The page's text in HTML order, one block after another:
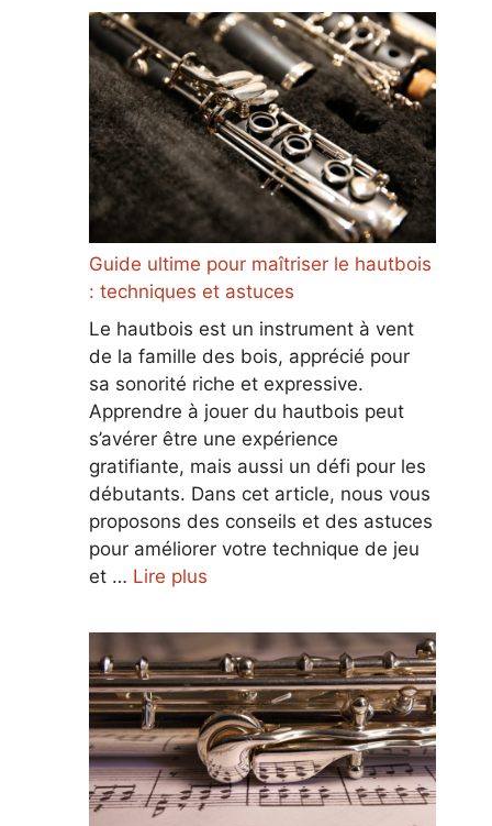
Guide ultime pour maîtriser le hautbois
: techniques et astuces
Le hautbois est un instrument à vent
de la famille des bois, apprécié pour
sa sonorité riche et expressive.
Apprendre à jouer du hautbois peut
s’avérer être une expérience
gratifiante, mais aussi un défi pour les
débutants. Dans cet article, nous vous
proposons des conseils et des astuces
pour améliorer votre technique de jeu
et … Lire plus